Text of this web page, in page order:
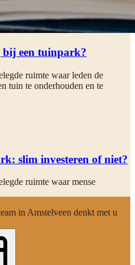
een tuinpark?
ruimte waar leden de
tuin te onderhouden en te
slim investeren of niet?
ruimte waar mense
in Amstelveen denkt met u